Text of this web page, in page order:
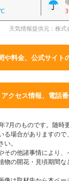
天気情報提供元：株
や料金、公式サイト
クセス情報、電話
7月のものです。随時
る場合がありますので
。
の他諸事情により、
物の開花・見頃期間